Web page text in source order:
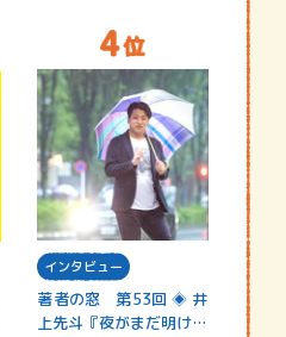
インタビュー
著者の窓 第53回 ◈ 井
上先斗『夜がまだ明けな